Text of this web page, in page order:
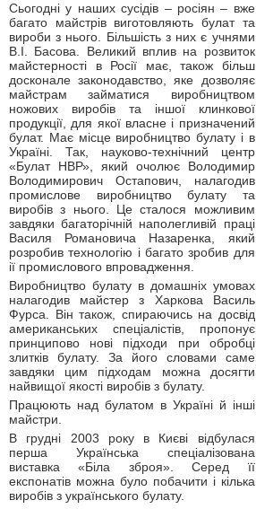
Сьогодні у наших сусідів – росіян – вже
багато майстрів виготовляють булат та
вироби з нього. Більшість з них є учнями
В.І. Басова. Великий вплив на розвиток
майстерності в Росії має, також більш
досконале законодавство, яке дозволяє
майстрам займатися виробництвом
ножових виробів та іншої клинкової
продукції, для якої власне і призначений
булат. Має місце виробництво булату і в
Україні. Так, науково-технічний центр
«Булат НВР», який очолює Володимир
Володимирович Остапович, налагодив
промислове виробництво булату та
виробів з нього. Це сталося можливим
завдяки багаторічній наполегливій праці
Василя Романовича Назаренка, який
розробив технологію і багато зробив для
ії промислового впровадження.
Виробництво булату в домашніх умовах
налагодив майстер з Харкова Василь
Фурса. Він також, спираючись на досвід
американських спеціалістів, пропонує
принципово нові підходи при обробці
злитків булату. За його словами саме
завдяки цим підходам можна досягти
найвищої якості виробів з булату.
Працюють над булатом в Україні й інші
майстри.
В грудні 2003 року в Києві відбулася
перша Українська спеціалізована
виставка «Біла зброя». Серед її
експонатів можна було побачити і кілька
виробів з українського булату.